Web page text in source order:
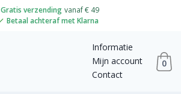
Gratis verzending vanaf € 49
Betaal achteraf met Klarna
Informatie
Mijn account
Contact
0